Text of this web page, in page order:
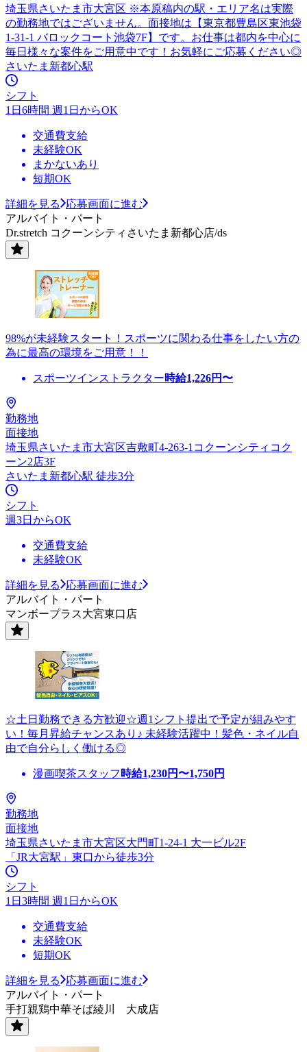
埼玉県さいたま市大宮区 ※本原稿内の駅・エリア名は実際
の勤務地ではございません。面接地は【東京都豊島区東池袋
1-31-1 バロックコート池袋7F】です。お仕事は都内を中心に
毎日様々な案件をご用意中です！お気軽にご応募ください◎
さいたま新都心駅
シフト
1日6時間 週1日からOK
交通費支給
未経験OK
まかないあり
短期OK
詳細を見る
応募画面に進む
アルバイト・パート
Dr.stretch コクーンシティさいたま新都心店/ds
98%が未経験スタート！スポーツに関わる仕事をしたい方の
為に最高の環境をご用意！！
スポーツインストラクター時給1,226円〜
勤務地
面接地
埼玉県さいたま市大宮区吉敷町4-263-1コクーンシティコク
ーン2店3F
さいたま新都心駅 徒歩3分
シフト
週3日からOK
交通費支給
未経験OK
詳細を見る
応募画面に進む
アルバイト・パート
マンボープラス大宮東口店
☆土日勤務できる方歓迎☆週1シフト提出で予定が組みやす
い！毎月昇給チャンスあり♪ 未経験活躍中！髪色・ネイル自
由で自分らしく働ける◎
漫画喫茶スタッフ 時給1,230円〜1,750円
勤務地
面接地
埼玉県さいたま市大宮区大門町1-24-1 大一ビル2F
「JR大宮駅」東口から徒歩3分
シフト
1日3時間 週1日からOK
交通費支給
未経験OK
短期OK
詳細を見る
応募画面に進む
アルバイト・パート
手打親鶏中華そば綾川 大成店